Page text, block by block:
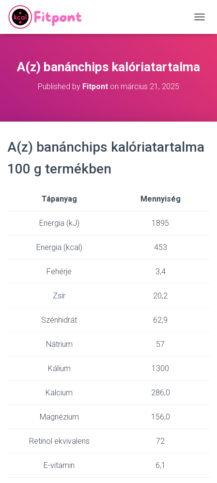
O
E
I
O
A(z) banánchips kalóriatartalma
Published by Fitpont on március 21, 2025
A(z) banánchips kalóriatartalma
100 g termékben
Tápanyag Mennyiség
Energia (kJ) 1895
Energia (kcal) 453
Fehérje 3,4
Zsír 20,2
Szénhidrát 62,9
Nátrium 57
Kálium 1300
Kalcium 286,0
Magnézium 156,0
Retinol ekvivalens 72
E-vitamin 6,1